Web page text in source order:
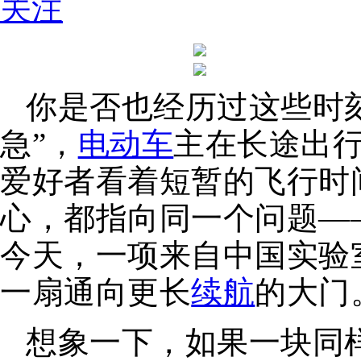
关注
你是否也经历过这些时
急”， 电动车主在长途出
爱好者看着短暂的飞行
心，都指向同一个问题
今天，一项来自中国实
一扇通向更长续航的大门
想象一下，如果一块同